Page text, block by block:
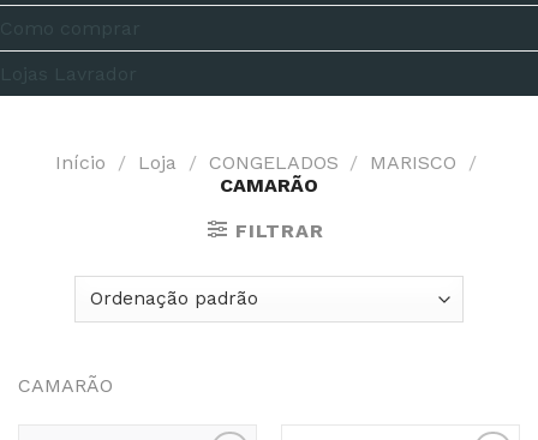
Início / Loja / CONGELADOS / MARISCO
/
CAMARÃO
FILTRAR
CAMARÃO